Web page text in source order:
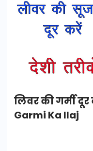
लिवर की गर्मी
Garmi Ka Ilaj